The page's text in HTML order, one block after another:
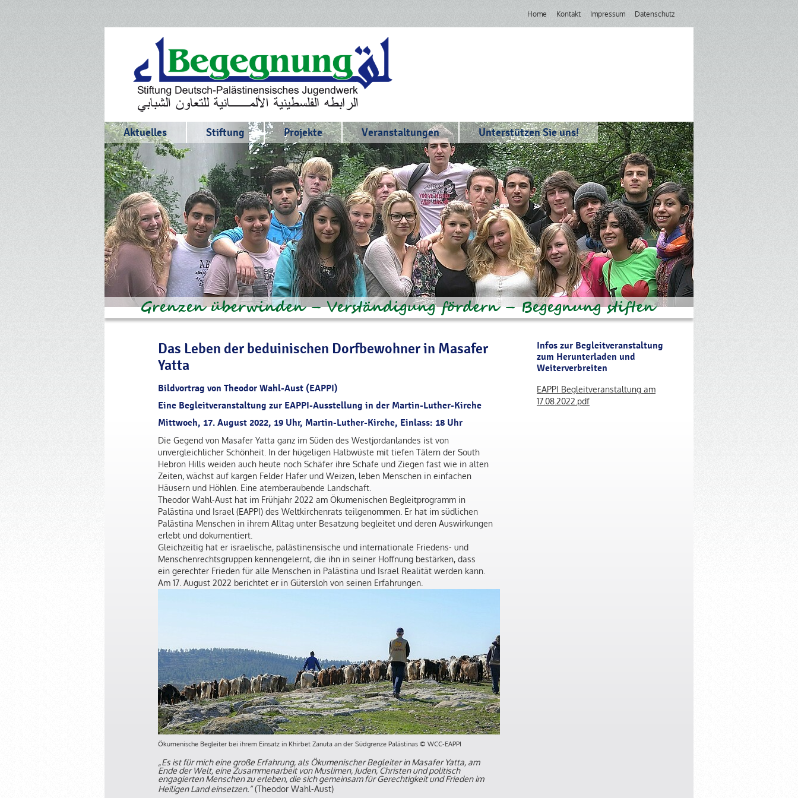
Home Kontakt Impressum Datenschutz
Aktuelles Stiftung Projekte Veranstaltungen Unterstützen Sie uns!
Das Leben der beduinischen Dorfbewohner in Masafer
Yatta
Bildvortrag von Theodor Wahl-Aust (EAPPI)
Eine Begleitveranstaltung zur EAPPI-Ausstellung in der Martin-Luther-Kirche
Mittwoch, 17. August 2022, 19 Uhr, Martin-Luther-Kirche, Einlass: 18 Uhr
Die Gegend von Masafer Yatta ganz im Süden des Westjordanlandes ist von
unvergleichlicher Schönheit. In der hügeligen Halbwüste mit tiefen Tälern der South
Hebron Hills weiden auch heute noch Schäfer ihre Schafe und Ziegen fast wie in alten
Zeiten, wächst auf kargen Felder Hafer und Weizen, leben Menschen in einfachen
Häusern und Höhlen. Eine atemberaubende Landschaft.
Theodor Wahl-Aust hat im Frühjahr 2022 am Ökumenischen Begleitprogramm in
Palästina und Israel (EAPPI) des Weltkirchenrats teilgenommen. Er hat im südlichen
Palästina Menschen in ihrem Alltag unter Besatzung begleitet und deren Auswirkungen
erlebt und dokumentiert.
Gleichzeitig hat er israelische, palästinensische und internationale Friedens- und
Menschenrechtsgruppen kennengelernt, die ihn in seiner Hoffnung bestärken, dass
ein gerechter Frieden für alle Menschen in Palästina und Israel Realität werden kann.
Am 17. August 2022 berichtet er in Gütersloh von seinen Erfahrungen.
Ökumenische Begleiter bei ihrem Einsatz in Khirbet Zanuta an der Südgrenze Palästinas © WCC-EAPPI
„Es ist für mich eine große Erfahrung, als Ökumenischer Begleiter in Masafer Yatta, am
Ende der Welt, eine Zusammenarbeit von Muslimen, Juden, Christen und politisch
engagierten Menschen zu erleben, die sich gemeinsam für Gerechtigkeit und Frieden im
Heiligen Land einsetzen.“(Theodor Wahl-Aust)
Infos zur Begleitveranstaltung
zum Herunterladen und
Weiterverbreiten
EAPPI Begleitveranstaltung am
17.08.2022.pdf